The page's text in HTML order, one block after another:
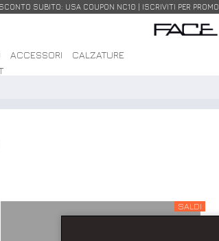
ACCESSORI
CALZATURE
SUBITO: USA COUPON NC10 | ISCRIVITI PER
SALDI